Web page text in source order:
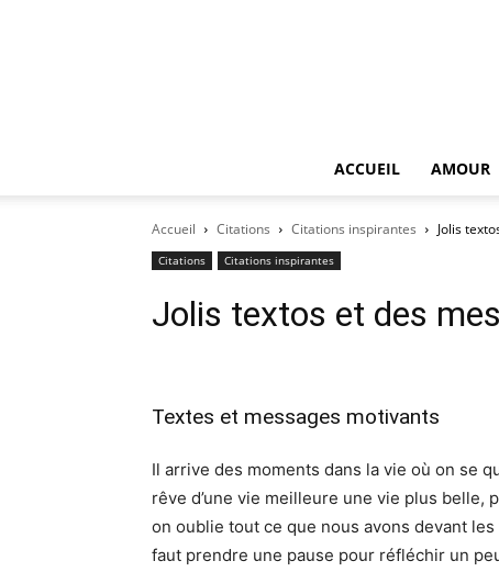
ACCUEIL AMOUR
Accueil Citations Citations inspirantes Jolis
Citations Citations inspirantes
Jolis textos et des
Textes et messages motivants
Il arrive des moments dans la vie où on se
rêve d’une vie meilleure une vie plus belle,
on oublie tout ce que nous avons devant
faut prendre une pause pour réfléchir un